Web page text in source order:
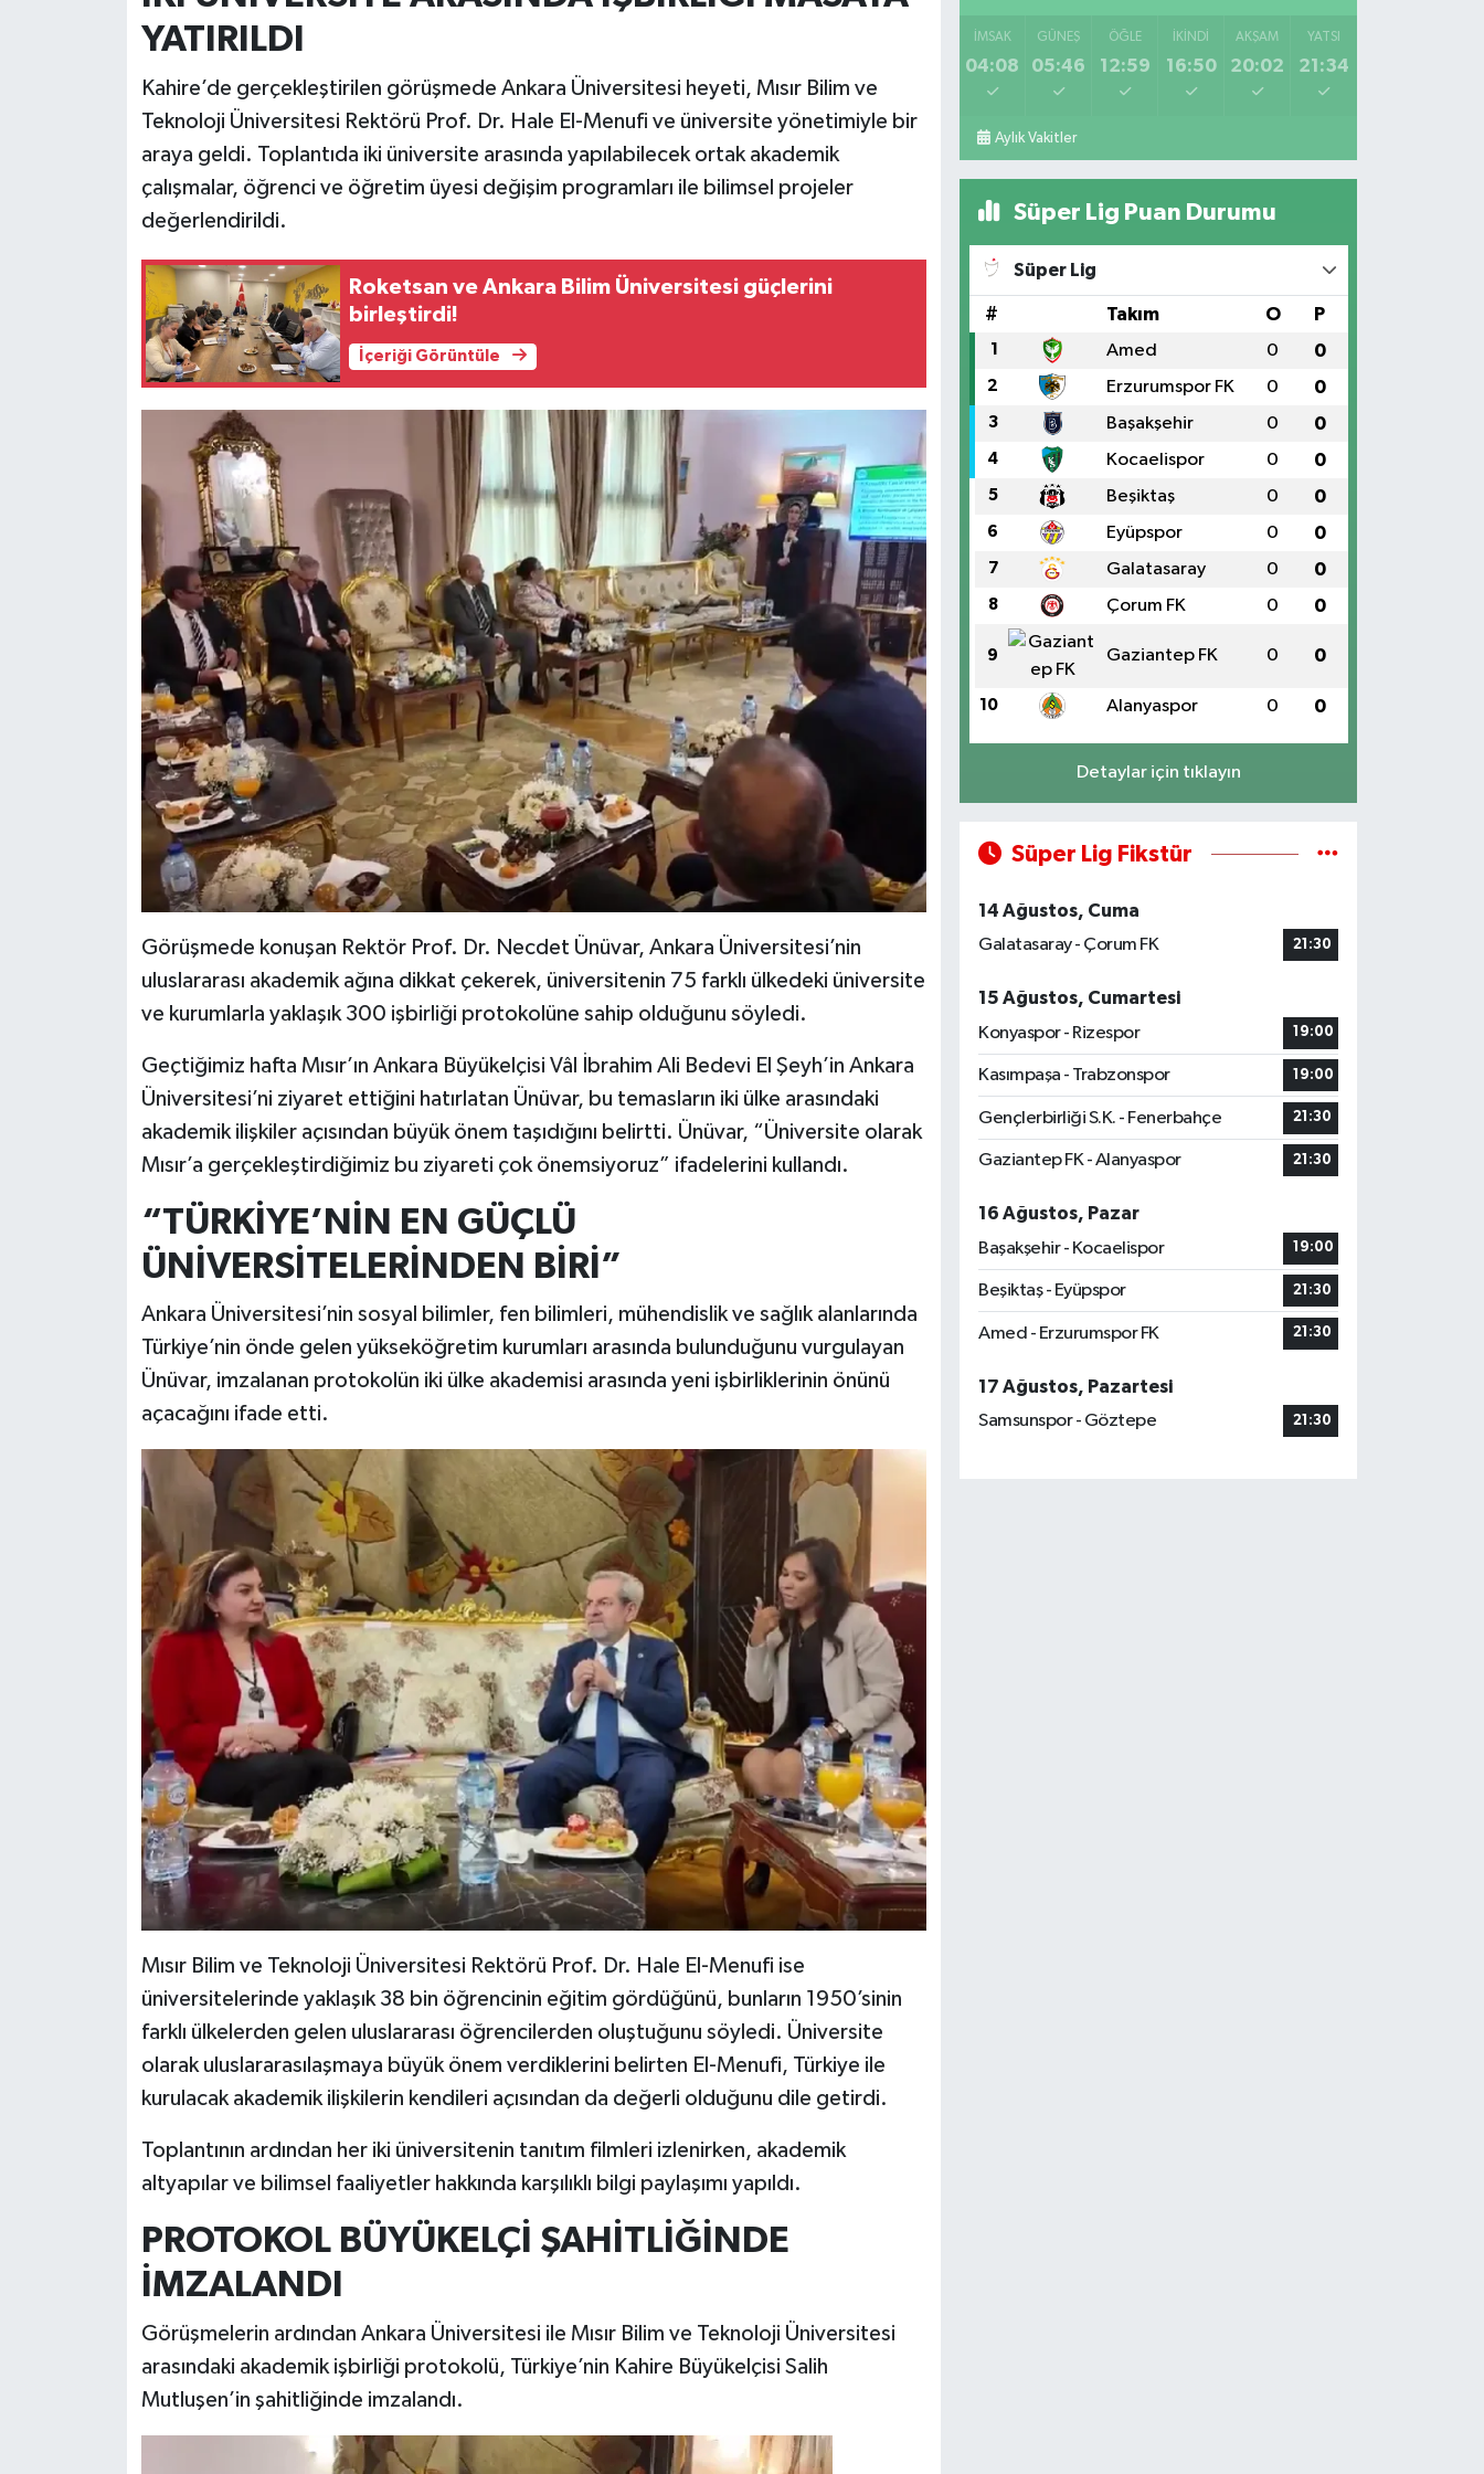
YATIRILDI
Kahire’de gerçekleştirilen görüşmede Ankara Üniversitesi heyeti, Mısır Bilim ve
Teknoloji Üniversitesi Rektörü Prof. Dr. Hale El-Menufi ve üniversite yönetimiyle bir
araya geldi. Toplantıda iki üniversite arasında yapılabilecek ortak akademik
çalışmalar, öğrenci ve öğretim üyesi değişim programları ile bilimsel projeler
değerlendirildi.
Roketsan ve Ankara Bilim Üniversitesi güçlerini
birleştirdi!
İçeriği Görüntüle
Görüşmede konuşan Rektör Prof. Dr. Necdet Ünüvar, Ankara Üniversitesi’nin
uluslararası akademik ağına dikkat çekerek, üniversitenin 75 farklı ülkedeki üniversite
ve kurumlarla yaklaşık 300 işbirliği protokolüne sahip olduğunu söyledi.
Geçtiğimiz hafta Mısır’ın Ankara Büyükelçisi Vâl İbrahim Ali Bedevi El Şeyh’in Ankara
Üniversitesi’ni ziyaret ettiğini hatırlatan Ünüvar, bu temasların iki ülke arasındaki
akademik ilişkiler açısından büyük önem taşıdığını belirtti. Ünüvar, “Üniversite olarak
Mısır’a gerçekleştirdiğimiz bu ziyareti çok önemsiyoruz” ifadelerini kullandı.
“TÜRKİYE’NİN EN GÜÇLÜ
ÜNİVERSİTELERİNDEN BİRİ”
Ankara Üniversitesi’nin sosyal bilimler, fen bilimleri, mühendislik ve sağlık alanlarında
Türkiye’nin önde gelen yükseköğretim kurumları arasında bulunduğunu vurgulayan
Ünüvar, imzalanan protokolün iki ülke akademisi arasında yeni işbirliklerinin önünü
açacağını ifade etti.
Mısır Bilim ve Teknoloji Üniversitesi Rektörü Prof. Dr. Hale El-Menufi ise
üniversitelerinde yaklaşık 38 bin öğrencinin eğitim gördüğünü, bunların 1950’sinin
farklı ülkelerden gelen uluslararası öğrencilerden oluştuğunu söyledi. Üniversite
olarak uluslararasılaşmaya büyük önem verdiklerini belirten El-Menufi, Türkiye ile
kurulacak akademik ilişkilerin kendileri açısından da değerli olduğunu dile getirdi.
Toplantının ardından her iki üniversitenin tanıtım filmleri izlenirken, akademik
altyapılar ve bilimsel faaliyetler hakkında karşılıklı bilgi paylaşımı yapıldı.
PROTOKOL BÜYÜKELÇİ ŞAHİTLİĞİNDE
İMZALANDI
Görüşmelerin ardından Ankara Üniversitesi ile Mısır Bilim ve Teknoloji Üniversitesi
arasındaki akademik işbirliği protokolü, Türkiye’nin Kahire Büyükelçisi Salih
Mutluşen’in şahitliğinde imzalandı.
İMSAK
04:08
GÜNEŞ
05:46
ÖĞLE
12:59
İKINDI
16:50
AKŞAM
20:02
YATSI
21:34
Aylık Vakitler
Süper Lig Puan Durumu
Süper Lig
# Takım O P
1 Amed 0 0
2 Erzurumspor FK 0 0
3 Başakşehir 0 0
4 Kocaelispor 0 0
5 Beşiktaş 0 0
6 Eyüpspor 0 0
7 Galatasaray 0 0
8 Çorum FK 0 0
9 Gaziantep FK 0 0
10 Alanyaspor 0 0
Detaylar için tıklayın
Süper Lig Fikstür
14 Ağustos, Cuma
Galatasaray - Çorum FK
21:30
15 Ağustos, Cumartesi
Konyaspor - Rizespor
19:00
Kasımpaşa - Trabzonspor 19:00
Gençlerbirliği S.K. - Fenerbahçe 21:30
Gaziantep FK - Alanyaspor 21:30
16 Ağustos, Pazar
Başakşehir - Kocaelispor
19:00
Beşiktaş - Eyüpspor 21:30
Amed - Erzurumspor FK 21:30
17 Ağustos, Pazartesi
Samsunspor - Göztepe
21:30